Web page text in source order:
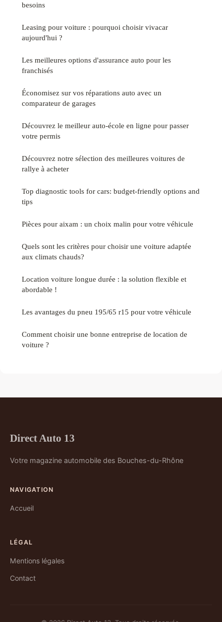
besoins
Leasing pour voiture : pourquoi choisir vivacar
aujourd'hui ?
Les meilleures options d'assurance auto pour les
franchisés
Économisez sur vos réparations auto avec un
comparateur de garages
Découvrez le meilleur auto-école en ligne pour passer
votre permis
Découvrez notre sélection des meilleures voitures de
rallye à acheter
Top diagnostic tools for cars: budget-friendly options and
tips
Pièces pour aixam : un choix malin pour votre véhicule
Quels sont les critères pour choisir une voiture adaptée
aux climats chauds?
Location voiture longue durée : la solution flexible et
abordable !
Les avantages du pneu 195/65 r15 pour votre véhicule
Comment choisir une bonne entreprise de location de
voiture ?
Direct Auto 13
Votre magazine automobile des Bouches-du-Rhône
NAVIGATION
Accueil
LÉGAL
Mentions légales
Contact